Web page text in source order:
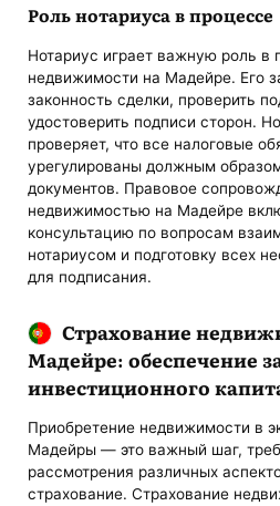
Роль нотариуса в процессе
Нотариус играет важную роль в
недвижимости на Мадейре. Его
законность сделки, проверить
удостоверить подписи сторон.
проверяет, что все налоговые
урегулированы должным
документов. Правовое
недвижимостью на Мадейре
консультацию по вопросам
нотариусом и подготовку всех
для подписания.
Страхование
Мадейре: обеспечение
инвестиционного
Приобретение недвижимости в
Мадейры — это важный шаг,
рассмотрения различных
страхование. Страхование